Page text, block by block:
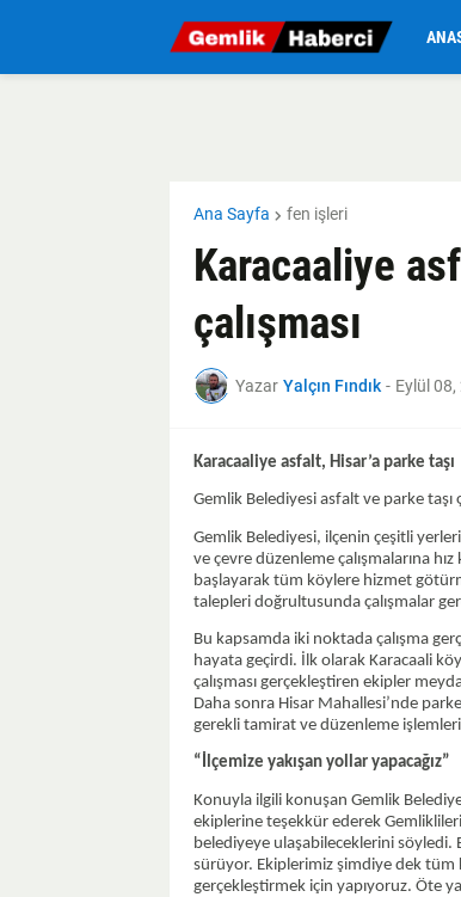
Ana Sayfa fen işleri
Karacaaliye
çalışması
Yazar Yalçın Fındık - Eylül 08,
Karacaaliye asfalt, Hisar’a parke taşı
Gemlik Belediyesi asfalt ve parke taşı
Gemlik Belediyesi, ilçenin çeşitli
ve çevre düzenleme çalışmalarına
başlayarak tüm köylere hizmet
talepleri doğrultusunda çalışmalar
Bu kapsamda iki noktada çalışma
hayata geçirdi. İlk olarak Karacaali
çalışması gerçekleştiren ekipler
Daha sonra Hisar Mahallesi’nde
gerekli tamirat ve düzenleme
“İlçemize yakışan yollar yapacağız”
Konuyla ilgili konuşan Gemlik
ekiplerine teşekkür ederek
belediyeye ulaşabileceklerini söyledi.
sürüyor. Ekiplerimiz şimdiye dek tüm
gerçekleştirmek için yapıyoruz. Öte